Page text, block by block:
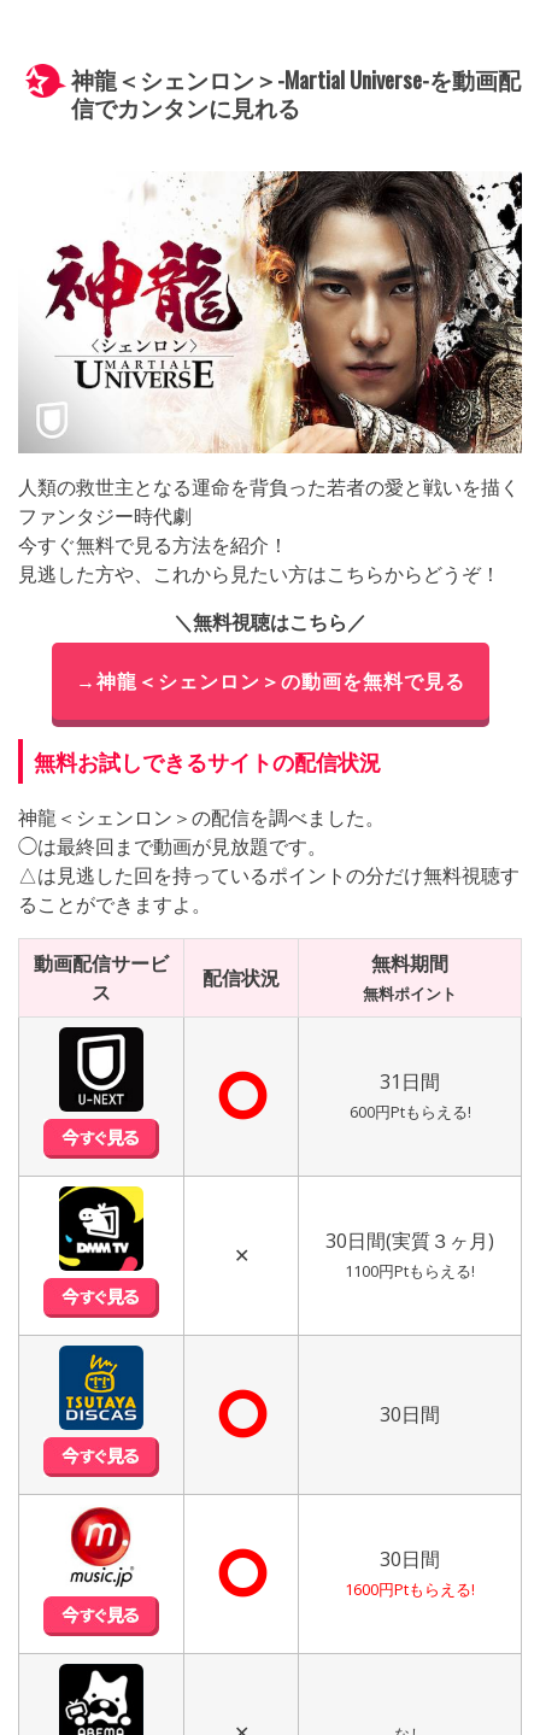
神龍＜シェンロン＞-Martial Universe-を動画配
信でカンタンに見れる
人類の救世主となる運命を背負った若者の愛と戦いを描く
ファンタジー時代劇
今すぐ無料で見る方法を紹介！
見逃した方や、これから見たい方はこちらからどうぞ！
＼無料視聴はこちら／
→神龍＜シェンロン＞の動画を無料で見る
無料お試しできるサイトの配信状況
神龍＜シェンロン＞の配信を調べました。
◯は最終回まで動画が見放題です。
△は見逃した回を持っているポイントの分だけ無料視聴す
ることができますよ。
動画配信サービ
ス
配信状況
無料期間
無料ポイント
⭘ 31日間
600円Ptもらえる!
✕
30日間(実質３ヶ月)
1100円Ptもらえる!
⭘ 30日間
⭘ 30日間
1600円Ptもらえる!